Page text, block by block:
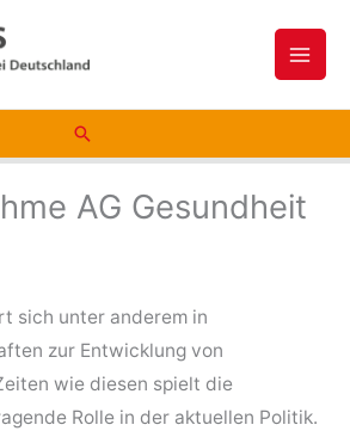
Suchen
AG Gesundheit
sich unter anderem in
zur Entwicklung von
wie diesen spielt die
Rolle in der aktuellen Politik.